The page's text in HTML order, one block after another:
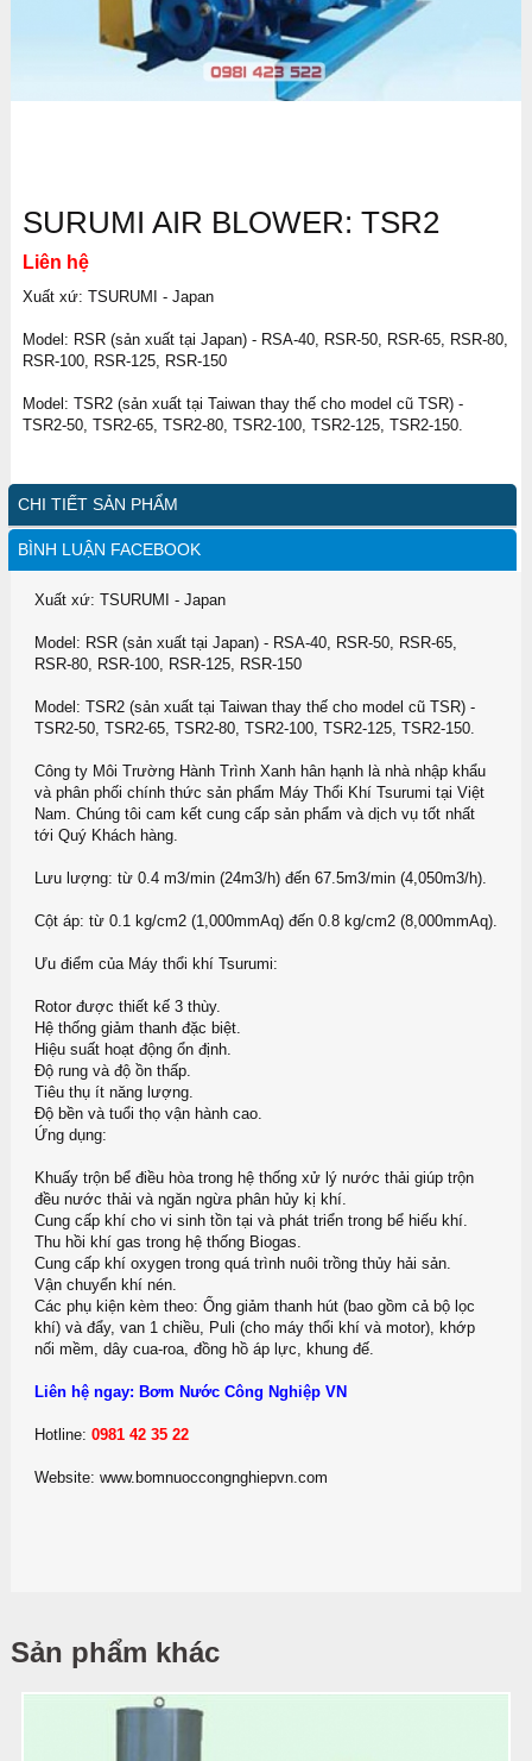
SURUMI AIR BLOWER: TSR2
Liên hệ
Xuất xứ: TSURUMI - Japan
Model: RSR (sản xuất tại Japan) - RSA-40, RSR-50, RSR-65, RSR-80,
RSR-100, RSR-125, RSR-150
Model: TSR2 (sản xuất tại Taiwan thay thế cho model cũ TSR) -
TSR2-50, TSR2-65, TSR2-80, TSR2-100, TSR2-125, TSR2-150.
CHI TIẾT SẢN PHẨM
BÌNH LUẬN FACEBOOK
Xuất xứ: TSURUMI - Japan
Model: RSR (sản xuất tại Japan) - RSA-40, RSR-50, RSR-65,
RSR-80, RSR-100, RSR-125, RSR-150
Model: TSR2 (sản xuất tại Taiwan thay thế cho model cũ TSR) -
TSR2-50, TSR2-65, TSR2-80, TSR2-100, TSR2-125, TSR2-150.
Công ty Môi Trường Hành Trình Xanh hân hạnh là nhà nhập khẩu
và phân phối chính thức sản phẩm Máy Thổi Khí Tsurumi tại Việt
Nam. Chúng tôi cam kết cung cấp sản phẩm và dịch vụ tốt nhất
tới Quý Khách hàng.
Lưu lượng: từ 0.4 m3/min (24m3/h) đến 67.5m3/min (4,050m3/h).
Cột áp: từ 0.1 kg/cm2 (1,000mmAq) đến 0.8 kg/cm2 (8,000mmAq).
Ưu điểm của Máy thổi khí Tsurumi:
Rotor được thiết kế 3 thùy.
Hệ thống giảm thanh đặc biệt.
Hiệu suất hoạt động ổn định.
Độ rung và độ ồn thấp.
Tiêu thụ ít năng lượng.
Độ bền và tuổi thọ vận hành cao.
Ứng dụng:
Khuấy trộn bể điều hòa trong hệ thống xử lý nước thải giúp trộn
đều nước thải và ngăn ngừa phân hủy kị khí.
Cung cấp khí cho vi sinh tồn tại và phát triển trong bể hiếu khí.
Thu hồi khí gas trong hệ thống Biogas.
Cung cấp khí oxygen trong quá trình nuôi trồng thủy hải sản.
Vận chuyển khí nén.
Các phụ kiện kèm theo: Ống giảm thanh hút (bao gồm cả bộ lọc
khí) và đẩy, van 1 chiều, Puli (cho máy thổi khí và motor), khớp
nối mềm, dây cua-roa, đồng hồ áp lực, khung đế.
Liên hệ ngay: Bơm Nước Công Nghiệp VN
Hotline: 0981 42 35 22
Website: www.bomnuoccongnghiepvn.com
Sản phẩm khác